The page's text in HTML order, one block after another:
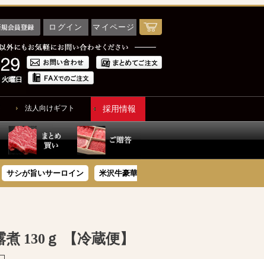
ログイン
マイページ
法人向けギフト 採用情報
が旨いサーロイン 米沢牛豪華惣菜
130ｇ 【冷蔵便】